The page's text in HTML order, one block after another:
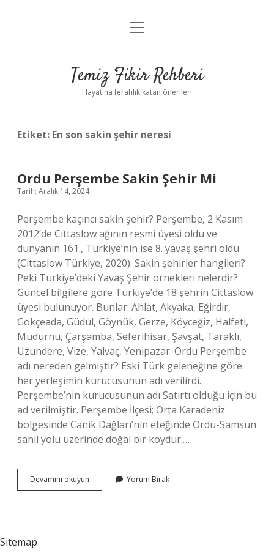
Anasayfa
Yasal Uyarı
menüyü
Temiz Fikir Rehberi
Hayatına ferahlık katan öneriler!
Etiket: En son sakin şehir neresi
Ordu Perşembe Sakin Şehir Mi
Tarih: Aralık 14, 2024
Perşembe kaçıncı sakin şehir? Perşembe, 2 Kasım
2012’de Cittaslow ağının resmi üyesi oldu ve
dünyanın 161., Türkiye’nin ise 8. yavaş şehri oldu
(Cittaslow Türkiye, 2020). Sakin şehirler hangileri?
Peki Türkiye’deki Yavaş Şehir örnekleri nelerdir?
Güncel bilgilere göre Türkiye’de 18 şehrin Cittaslow
üyesi bulunuyor. Bunlar: Ahlat, Akyaka, Eğirdir,
Gökçeada, Güdül, Göynük, Gerze, Köyceğiz, Halfeti,
Mudurnu, Çarşamba, Seferihisar, Şavşat, Taraklı,
Uzundere, Vize, Yalvaç, Yenipazar. Ordu Perşembe
adı nereden gelmiştir? Eski Türk geleneğine göre
her yerleşimin kurucusunun adı verilirdi.
Perşembe’nin kurucusunun adı Satırtı olduğu için bu
ad verilmiştir. Perşembe İlçesi; Orta Karadeniz
bölgesinde Canik Dağları’nın eteğinde Ordu-Samsun
sahil yolu üzerinde doğal bir koydur.…
Devamını okuyun
Perşembe
Yorum Bırak
Sitemap